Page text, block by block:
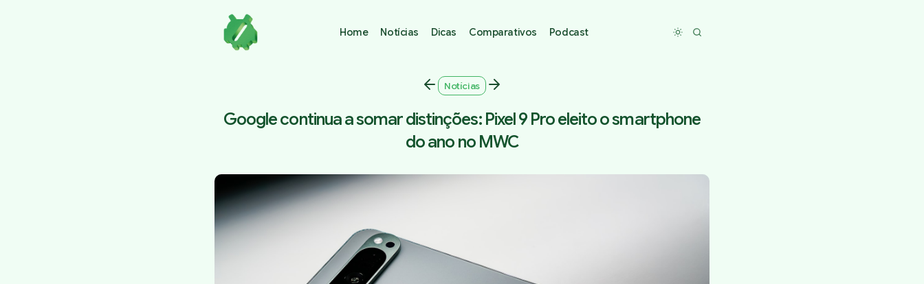
Home Notícias Dicas Comparativos Podcast Toggle dark mode
Notícias
Google continua a somar distinções: Pixel 9 Pro eleito o smartphone
do ano no MWC